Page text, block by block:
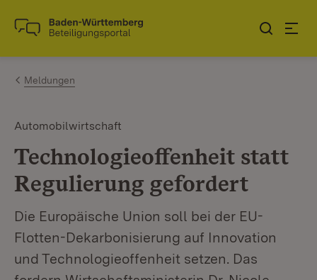
Zum Inhalt springen
Link zur Startseite
Meldungen
Automobilwirtschaft
Technologieoffenheit statt
Regulierung gefordert
Die Europäische Union soll bei der EU-
Flotten-Dekarbonisierung auf Innovation
und Technologieoffenheit setzen. Das